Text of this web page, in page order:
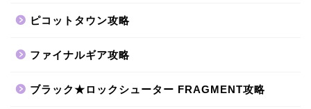
ピコットタウン攻略
ファイナルギア攻略
ブラック★ロックシューター FRAGMENT攻略